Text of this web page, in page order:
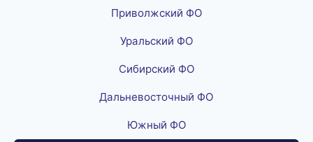
Приволжский ФО
Уральский ФО
Сибирский ФО
Дальневосточный ФО
Южный ФО